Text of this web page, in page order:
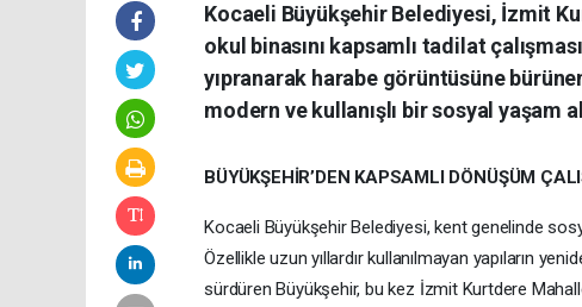
Kocaeli Büyükşehir Belediyesi, İzmit
okul binasını kapsamlı tadilat
yıpranarak harabe görüntüsüne
modern ve kullanışlı bir sosyal yaşam
BÜYÜKŞEHİR’DEN KAPSAMLI DÖNÜŞÜM
Kocaeli Büyükşehir Belediyesi, kent genelinde
Özellikle uzun yıllardır kullanılmayan yapıların
sürdüren Büyükşehir, bu kez İzmit Kurtdere